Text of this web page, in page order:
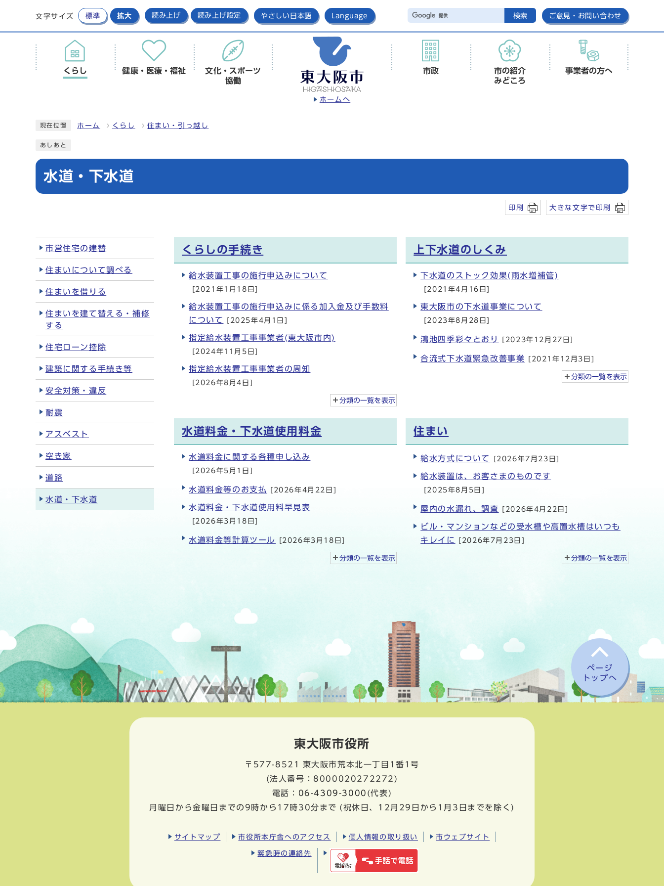
文字サイズ 標準 拡大 読み上げ 読み上げ設定 やさしい日本語 Language 検索 ご意見・お問い合わせ
ホームへ
くらし 健康・医療・福祉
文化・スポーツ
協働
市政
市の紹介
みどころ
事業者の方へ
現在位置 ホーム くらし 住まい・引っ越し
あしあと
水道・下水道
印刷 大きな文字で印刷
くらしの手続き
給水装置工事の施行申込みについて
[2021年1月18日]
給水装置工事の施行申込みに係る加入金及び手数料
について
[2025年4月1日]
指定給水装置工事事業者(東大阪市内)
[2024年11月5日]
指定給水装置工事事業者の周知
[2026年8月4日]
分類の一覧を表示
上下水道のしくみ
下水道のストック効果(雨水増補管)
[2021年4月16日]
東大阪市の下水道事業について
[2023年8月28日]
鴻池四季彩々とおり [2023年12月27日]
合流式下水道緊急改善事業 [2021年12月3日]
分類の一覧を表示
水道料金・下水道使用料金
水道料金に関する各種申し込み
[2026年5月1日]
水道料金等のお支払 [2026年4月22日]
水道料金・下水道使用料早見表
[2026年3月18日]
水道料金等計算ツール [2026年3月18日]
分類の一覧を表示
住まい
給水方式について [2026年7月23日]
給水装置は、お客さまのものです
[2025年8月5日]
屋内の水漏れ、調査 [2026年4月22日]
ビル・マンションなどの受水槽や高置水槽はいつも
キレイに
[2026年7月23日]
分類の一覧を表示
市営住宅の建替
住まいについて調べる
住まいを借りる
住まいを建て替える・補修
する
住宅ローン控除
建築に関する手続き等
安全対策・違反
耐震
アスベスト
空き家
道路
水道・下水道
ページ
トップへ
東大阪市役所
〒577-8521
東大阪市荒本北一丁目1番1号
(法人番号：8000020272272)
電話： 06-4309-3000 (代表)
月曜日から金曜日までの9時から17時30分まで (祝休日、12月29日から1月3日までを除く)
サイトマップ 市役所本庁舎へのアクセス 個人情報の取り扱い 市ウェブサイト
緊急時の連絡先